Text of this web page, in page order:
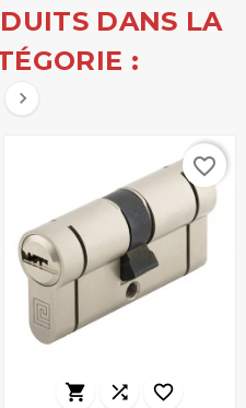
DANS LA
:

  
favorite_border